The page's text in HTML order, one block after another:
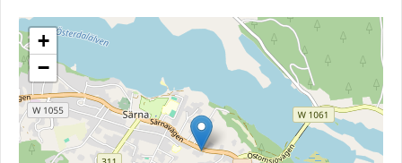
+
−